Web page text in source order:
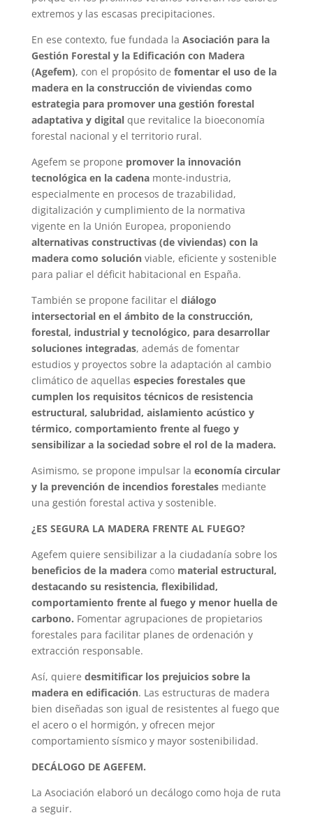
extremos y las escasas precipitaciones.
En ese contexto, fue fundada la Asociación para la
Gestión Forestal y la Edificación con Madera
(Agefem), con el propósito de fomentar el uso de la
madera en la construcción de viviendas como
estrategia para promover una gestión forestal
adaptativa y digitalque revitalice la bioeconomía
forestal nacional y el territorio rural.
Agefem se propone promover la innovación
tecnológica en la cadenamonte-industria,
especialmente en procesos de trazabilidad,
digitalización y cumplimiento de la normativa
vigente en la Unión Europea, proponiendo
alternativas constructivas (de viviendas) con la
madera como soluciónviable, eficiente y sostenible
para paliar el déficit habitacional en España.
También se propone facilitar el diálogo
intersectorial en el ámbito de la construcción,
forestal, industrial y tecnológico, para desarrollar
soluciones integradas, además de fomentar
estudios y proyectos sobre la adaptación al cambio
climático de aquellas especies forestales que
cumplen los requisitos técnicos de resistencia
estructural, salubridad, aislamiento acústico y
térmico, comportamiento frente al fuego y
sensibilizar a la sociedad sobre el rol de la madera.
Asimismo, se propone impulsar la economía circular
y la prevención de incendios forestalesmediante
una gestión forestal activa y sostenible.
¿ES SEGURA LA MADERA FRENTE AL FUEGO?
Agefem quiere sensibilizar a la ciudadanía sobre los
beneficios de la maderacomo material estructural,
destacando su resistencia, flexibilidad,
comportamiento frente al fuego y menor huella de
carbono. Fomentar agrupaciones de propietarios
forestales para facilitar planes de ordenación y
extracción responsable.
Así, quiere desmitificar los prejuicios sobre la
madera en edificación. Las estructuras de madera
bien diseñadas son igual de resistentes al fuego que
el acero o el hormigón, y ofrecen mejor
comportamiento sísmico y mayor sostenibilidad.
DECÁLOGO DE AGEFEM.
La Asociación elaboró un decálogo como hoja de ruta
a seguir.